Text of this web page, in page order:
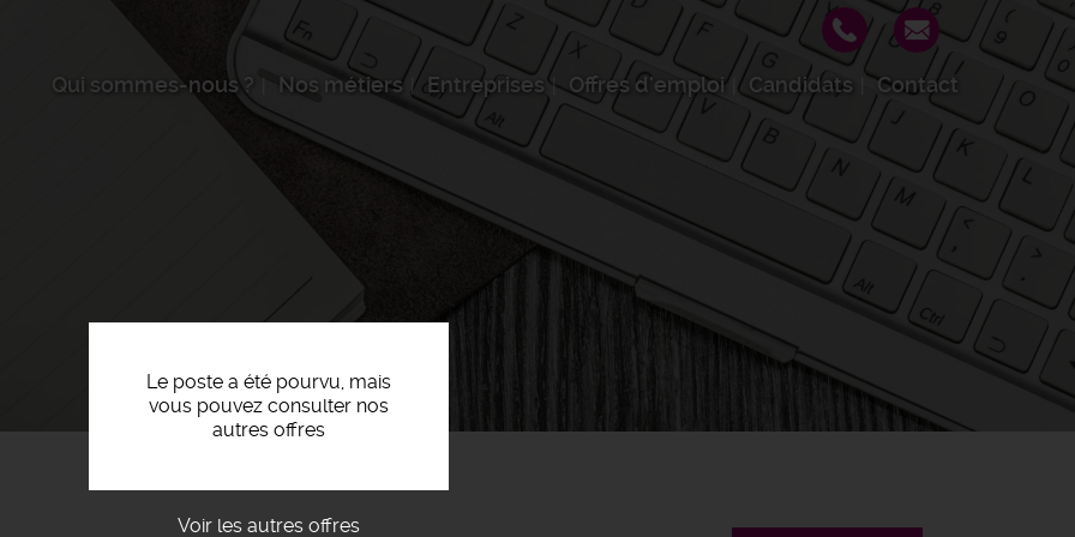
Qui sommes-nous ? Nos métiers Entreprises Offres d'emploi Candidats Contact
Le poste a été pourvu, mais
vous pouvez consulter nos
autres offres
Voir les autres offres